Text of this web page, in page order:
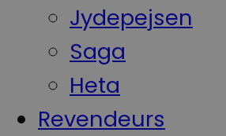
Jydepejsen
Saga
Heta
Revendeurs